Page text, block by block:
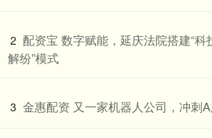
2 配资宝 数字赋能，延庆法院搭建“
解纷”模式
3 金惠配资 又一家机器人公司，冲刺